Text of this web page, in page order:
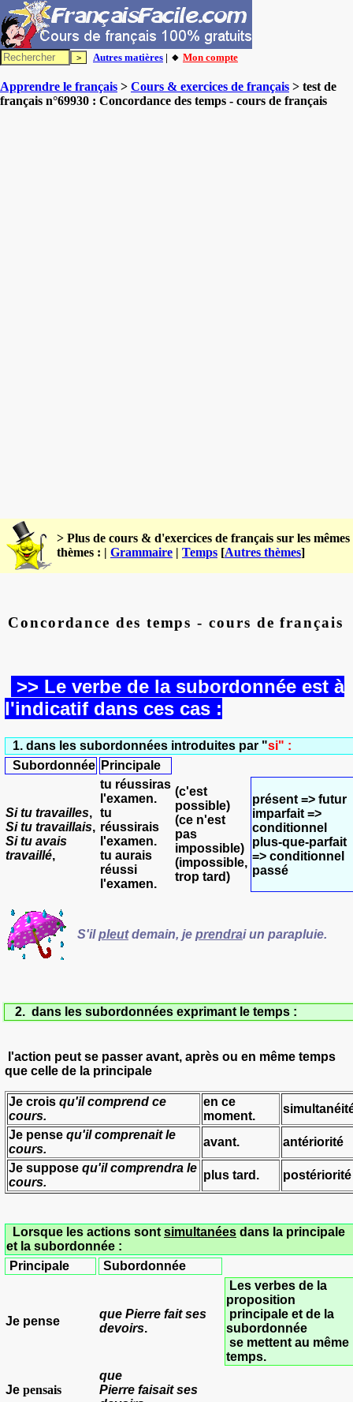
Autres matières | 🔸 Mon compte
Apprendre le français > Cours & exercices de français > test de
français n°69930 : Concordance des temps - cours de français
> Plus de cours & d'exercices de français sur les mêmes
thèmes : | Grammaire | Temps [Autres thèmes]
Concordance des temps - cours de français
>> Le verbe de la subordonnée est à
l'indicatif dans ces cas :
1. dans les subordonnées introduites par "si" :
Subordonnée Principale
Si tu travailles,
Si tu travaillais,
Si tu avais
travaillé,
tu réussiras
l'examen.
tu
réussirais
l'examen.
tu aurais
réussi
l'examen.
(c'est
possible)
(ce n'est
pas
impossible)
(impossible,
trop tard)
présent => futur
imparfait =>
conditionnel
plus-que-parfait
=> conditionnel
passé
S'ilpleutdemain, je prendraiun parapluie.
2. dans les subordonnées exprimant le temps :
l'action peut se passer avant, après ou en même temps
que celle de la principale
Je crois qu'il comprend ce
cours.
en ce
moment.
Je pense qu'il comprenait le
cours.
avant.
antériorité
Je suppose qu'il comprendra le
cours.
plus tard. postériorité
Lorsque les actions sont simultanées dans la principale
et la subordonnée :
Principale
Subordonnée
Je pense
que Pierre faitses
devoirs.
Les verbes de la
proposition
principale et de la
subordonnée
se mettent au même
temps.
Je pensais
que
Pierre faisaitses